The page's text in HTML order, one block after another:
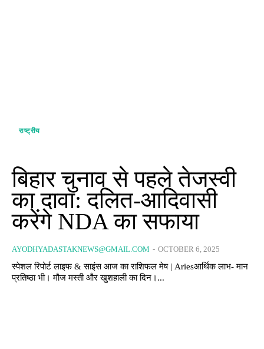
राष्ट्रीय
बिहार चुनाव से पहले तेजस्वी
का दावा: दलित-आदिवासी
करेंगे NDA का सफाया
AYODHYADASTAKNEWS@GMAIL.COM - OCTOBER 6, 2025
स्पेशल रिपोर्ट लाइफ & साइंस आज का राशिफल मेष | Ariesआर्थिक लाभ- मान
प्रतिष्ठा भी। मौज मस्ती और खुशहाली का दिन।...